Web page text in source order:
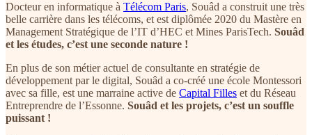
Docteur en informatique à Télécom Paris, Souâd a construit une très
belle carrière dans les télécoms, et est diplômée 2020 du Mastère en
Management Stratégique de l’IT d’HEC et Mines ParisTech. Souâd
et les études, c’est une seconde nature !
En plus de son métier actuel de consultante en stratégie de
développement par le digital, Souâd a co-créé une école Montessori
avec sa fille, est une marraine active de Capital Filles et du Réseau
Entreprendre de l’Essonne. Souâd et les projets, c’est un souffle
puissant !